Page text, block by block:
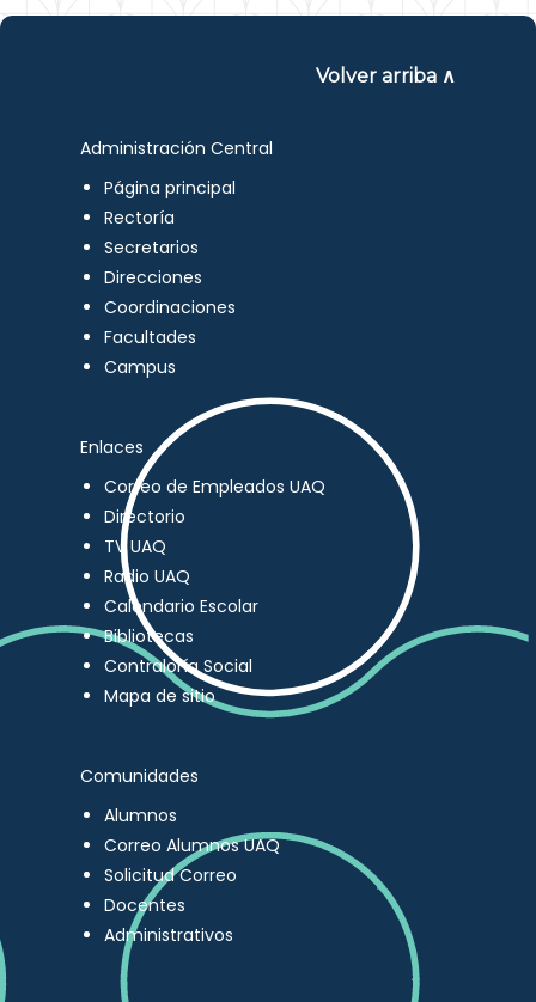
Volver arriba ∧
Administración Central
Página principal
Rectoría
Secretarios
Direcciones
Coordinaciones
Facultades
Campus
Enlaces
Correo de Empleados UAQ
Directorio
TV UAQ
Radio UAQ
Calendario Escolar
Bibliotecas
Contraloría Social
Mapa de sitio
Comunidades
Alumnos
Correo Alumnos UAQ
Solicitud Correo
Docentes
Administrativos